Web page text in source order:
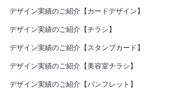
デザイン実績のご紹介【カードデザイン】
デザイン実績のご紹介【チラシ】
デザイン実績のご紹介【スタンプカード】
デザイン実績のご紹介【美容室チラシ】
デザイン実績のご紹介【パンフレット】